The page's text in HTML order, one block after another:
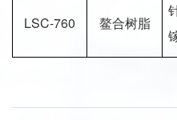
LSC-760 鳌合树脂